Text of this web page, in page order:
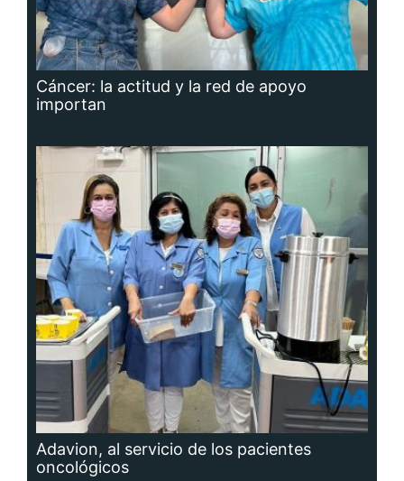
Cáncer: la actitud y la red de apoyo
importan
Adavion, al servicio de los pacientes
oncológicos